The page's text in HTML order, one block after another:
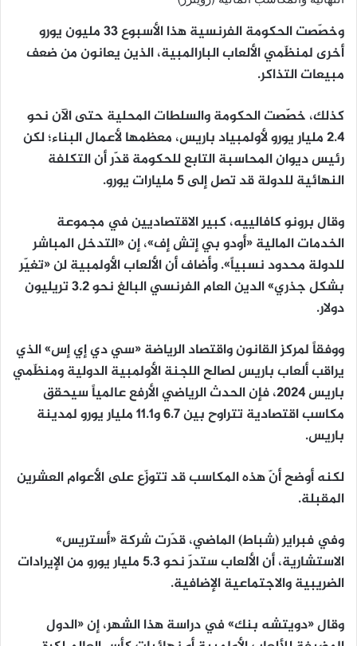
وخصّصت الحكومة الفرنسية هذا الأسبوع 33 مليون يورو
أخرى لمنظّمي الألعاب البارالمبية، الذين يعانون من ضعف
مبيعات التذاكر.
كذلك، خصّصت الحكومة والسلطات المحلية حتى الآن نحو
2.4 مليار يورو لأولمبياد باريس، معظمها لأعمال البناء؛ لكن
رئيس ديوان المحاسبة التابع للحكومة قدّر أن التكلفة
النهائية للدولة قد تصل إلى 5 مليارات يورو.
وقال برونو كافالييه، كبير الاقتصاديين في مجموعة
الخدمات المالية «أودو بي إتش إف»، إن «التدخل المباشر
للدولة محدود نسبياً». وأضاف أن الألعاب الأولمبية لن «تغيّر
بشكل جذري» الدين العام الفرنسي البالغ نحو 3.2 تريليون
دولار.
ووفقاً لمركز القانون واقتصاد الرياضة «سي دي إي إس» الذي
يراقب ألعاب باريس لصالح اللجنة الأولمبية الدولية ومنظّمي
باريس 2024، فإن الحدث الرياضي الأرفع عالمياً سيحقق
مكاسب اقتصادية تتراوح بين 6.7 و11.1 مليار يورو لمدينة
باريس.
لكنه أوضح أنّ هذه المكاسب قد تتوزّع على الأعوام العشرين
المقبلة.
وفي فبراير (شباط) الماضي، قدّرت شركة «أستريس»
الاستشارية، أن الألعاب ستدرّ نحو 5.3 مليار يورو من الإيرادات
الضريبية والاجتماعية الإضافية.
وقال «دويتشه بنك» في دراسة هذا الشهر، إن «الدول